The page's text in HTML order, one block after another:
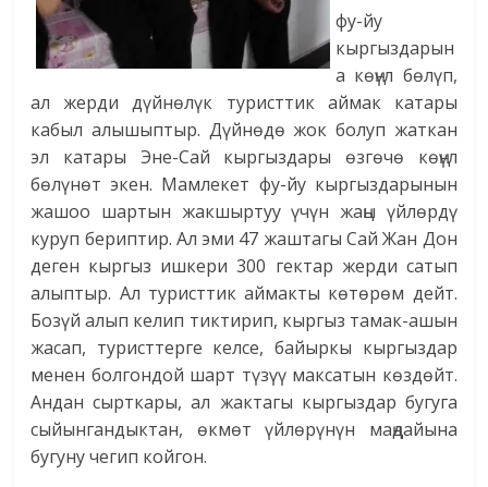
фу-йу
кыргыздарын
а көңүл бөлүп,
ал жерди дүйнөлүк туристтик аймак катары
кабыл алышыптыр. Дүйнөдө жок болуп жаткан
эл катары Эне-Сай кыргыздары өзгөчө көңүл
бөлүнөт экен. Мамлекет фу-йу кыргыздарынын
жашоо шартын жакшыртуу үчүн жаңы үйлөрдү
куруп бериптир. Ал эми 47 жаштагы Сай Жан Дон
деген кыргыз ишкери 300 гектар жерди сатып
алыптыр. Ал туристтик аймакты көтөрөм дейт.
Бозүй алып келип тиктирип, кыргыз тамак-ашын
жасап, туристтерге келсе, байыркы кыргыздар
менен болгондой шарт түзүү максатын көздөйт.
Андан сырткары, ал жактагы кыргыздар бугуга
сыйынгандыктан, өкмөт үйлөрүнүн маңдайына
бугуну чегип койгон.